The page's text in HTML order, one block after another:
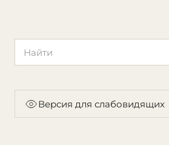
Версия для слабовидящих